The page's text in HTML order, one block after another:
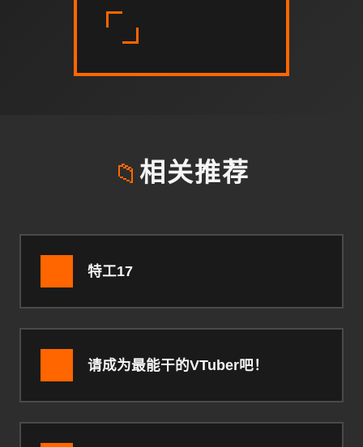
📁 相关推荐
特工17
请成为最能干的VTuber吧！